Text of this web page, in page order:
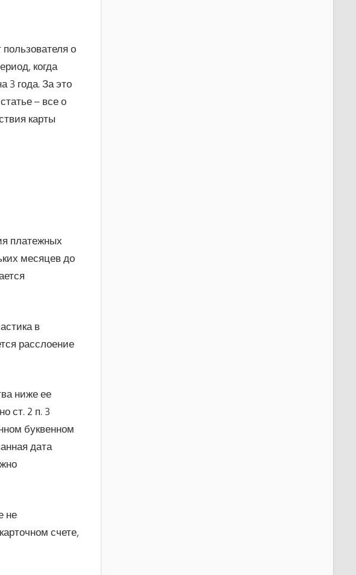
о
когда
3 года. За это
– все о
карты
платежных
месяцев до
в
расслоение
ниже ее
ст. 2 п. 3
буквенном
дата
не
счете,